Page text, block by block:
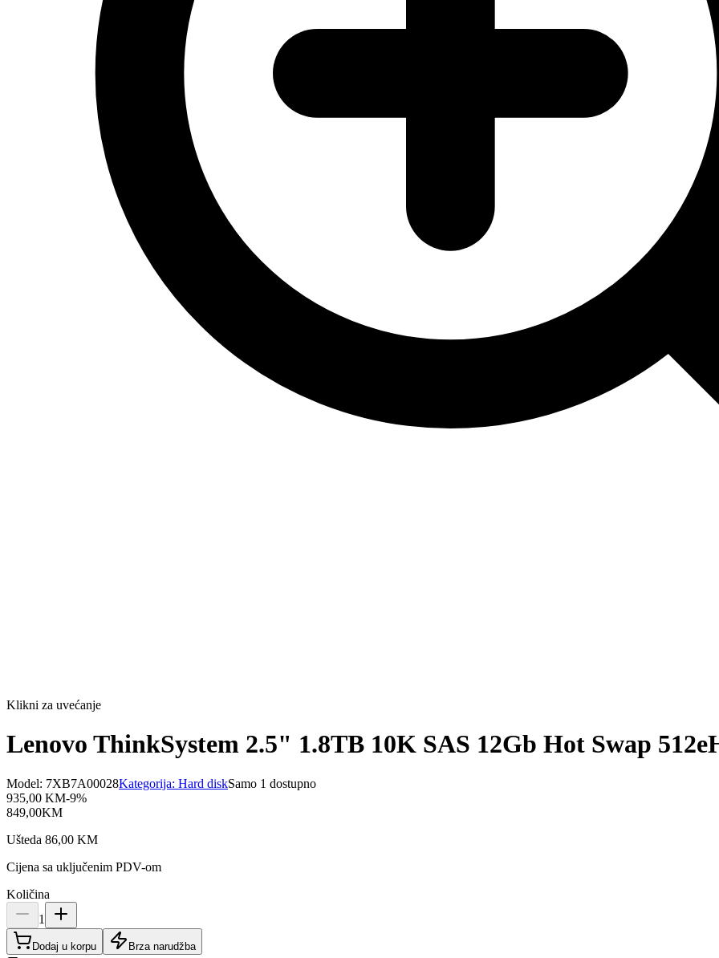
Klikni za uvećanje
Lenovo ThinkSystem 2.5" 1.8TB 10K SAS 12Gb Hot Swap
Model: 7XB7A00028Kategorija: Hard diskSamo 1 dostupno
935,00 KM-9%
849,00KM
Ušteda 86,00 KM
Cijena sa uključenim PDV-om
Količina
1
Dodaj u korpu Brza narudžba